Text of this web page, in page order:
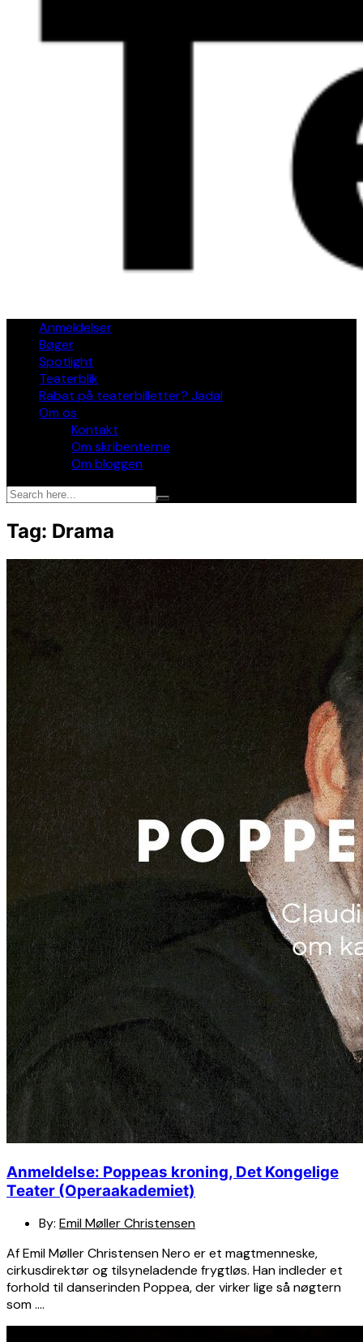
Anmeldelser
Bøger
Spotlight
Teaterblik
Rabat på teaterbilletter? Jada!
Om os
Kontakt
Om skribenterne
Om bloggen
Tag: Drama
Anmeldelse: Poppeas kroning, Det Kongelige
Teater (Operaakademiet)
By: Emil Møller Christensen
Af Emil Møller Christensen Nero er et magtmenneske,
cirkusdirektør og tilsyneladende frygtløs. Han indleder et
forhold til danserinden Poppea, der virker lige så nøgtern
som ….